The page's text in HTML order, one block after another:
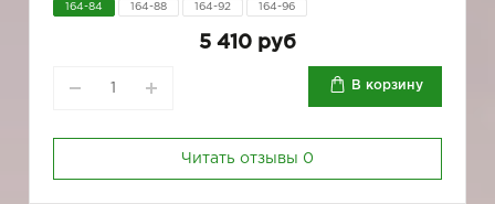
164-84 164-88 164-92 164-96
5 410 руб
В корзину
Читать отзывы 0